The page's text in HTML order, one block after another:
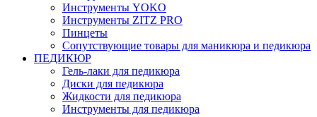
Инструменты YOKO
Инструменты ZITZ PRO
Пинцеты
Сопутствующие товары для маникюра и педикюра
ПЕДИКЮР
Гель-лаки для педикюра
Диски для педикюра
Жидкости для педикюра
Инструменты для педикюра